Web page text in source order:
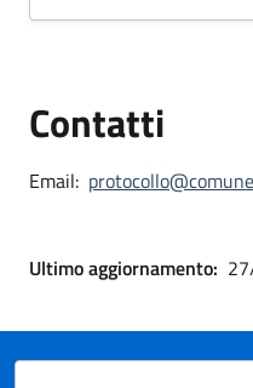
Contatti
Email:
Ultimo aggiornamento: